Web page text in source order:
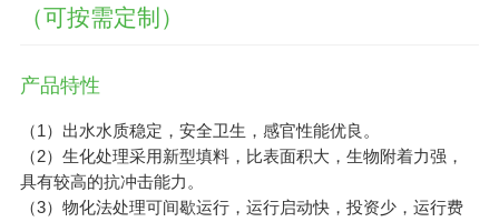
（可按需定制）
产品特性
（1）出水水质稳定，安全卫生，感官性能优良。
（2）生化处理采用新型填料，比表面积大，生物附着力强，
具有较高的抗冲击能力。
（3）物化法处理可间歇运行，运行启动快，投资少，运行费